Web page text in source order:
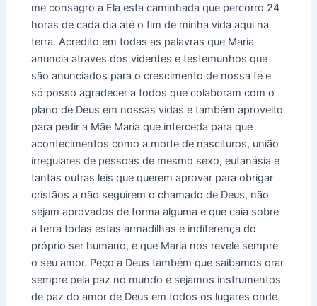
me consagro a Ela esta caminhada que percorro 24
horas de cada dia até o fim de minha vida aqui na
terra. Acredito em todas as palavras que Maria
anuncia atraves dos videntes e testemunhos que
são anunciados para o crescimento de nossa fé e
só posso agradecer a todos que colaboram com o
plano de Deus em nossas vidas e também aproveito
para pedir a Mãe Maria que interceda para que
acontecimentos como a morte de nascituros, união
irregulares de pessoas de mesmo sexo, eutanásia e
tantas outras leis que querem aprovar para obrigar
cristãos a não seguirem o chamado de Deus, não
sejam aprovados de forma alguma e que caia sobre
a terra todas estas armadilhas e indiferença do
próprio ser humano, e que Maria nos revele sempre
o seu amor. Peço a Deus também que saibamos orar
sempre pela paz no mundo e sejamos instrumentos
de paz do amor de Deus em todos os lugares onde